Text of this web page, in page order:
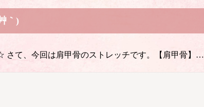
｀)
さて、今回は肩甲骨のストレッチです。【肩甲骨】…